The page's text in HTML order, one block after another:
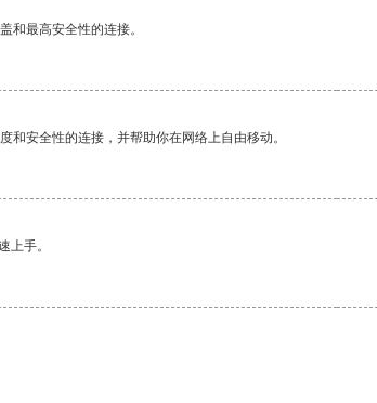
和最高安全性的连接。
和安全性的连接，并帮助你在网络上自由移动。
上手。